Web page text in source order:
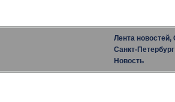
Лента
Санкт-Петербург
Новость